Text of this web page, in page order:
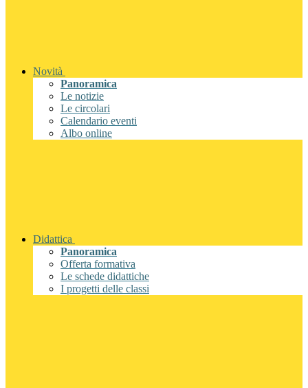
Novità
Panoramica
Le notizie
Le circolari
Calendario eventi
Albo online
Didattica
Panoramica
Offerta formativa
Le schede didattiche
I progetti delle classi